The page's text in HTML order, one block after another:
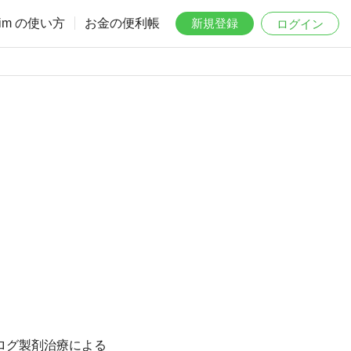
の使い方 お金の便利帳 新規登録 ログイン
グ製剤治療による